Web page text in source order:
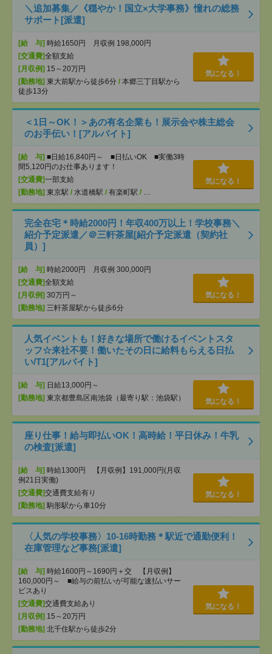
＼追加募集／《穏やか！国立×大学事務》憧れの総務
サポート[派遣]
[給 与] 時給1650円 月収例 198,000円
[交通費]全額支給
[月収例] 15～20万円
[勤務地] 東大前駅から徒歩6分 / 本郷三丁目駅から
徒歩13分
気になる！
＜1日～OK！＞あの有名企業も！展示会や株主総会
のお手伝い！[アルバイト]
[給 与] ■日給16,840円～ ■日払いOK ■実働3時
間5,120円のお仕事あります！
[交通費]一部支給
[勤務地] 東京駅 / 水道橋駅 / 有楽町駅 / …
気になる！
完全在宅＊時給2000円！年収400万以上！学校事務＼
紹介予定派遣／＠三軒茶屋[紹介予定派遣（契約社
員）]
[給 与] 時給2000円 月収例 300,000円
[交通費]全額支給
[月収例] 30万円～
[勤務地] 三軒茶屋駅から徒歩6分
気になる！
人気イベントも！好きな場所で働けるイベントスタ
ッフ☆来社不要！働いたその日に給料もらえる日払
い/T1[アルバイト]
[給 与] 日給13,000円～
[勤務地] 東京都豊島区南池袋（最寄り駅：池袋駅） 気になる！
座り仕事！給与即払いOK！高時給！平日休み！牛乳
の検査[派遣]
[給 与] 時給1300円 【月収例】191,000円(月収
例21日実働)
[交通費]交通費支給有り
[勤務地] 駒形駅から車10分
気になる！
〈人気の学校事務〉10-16時勤務＊駅近で通勤便利！
在庫管理など事務[派遣]
[給 与] 時給1600円～1690円＋交 【月収例】
160,000円～ ■給与の前払いが可能な速払いサー
ビスあり
[交通費]交通費支給あり
[月収例] 15～20万円
[勤務地] 北千住駅から徒歩2分
気になる！